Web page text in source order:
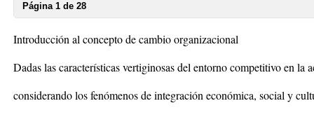
Página 1 de 28
Introducción al concepto de cambio organizacional
Dadas las características vertiginosas del entorno competitivo en la
considerando los fenómenos de integración económica, social y